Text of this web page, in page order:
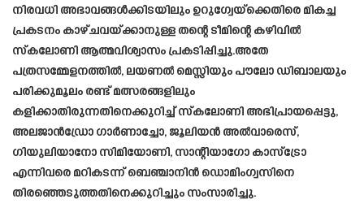
നിരവധി അഭാവങ്ങൾക്കിടയിലും ഉറുഗ്വേയ്‌ക്കെതിരെ മികച്ച
പ്രകടനം കാഴ്ചവയ്ക്കാനുള്ള തന്റെ ടീമിന്റെ കഴിവിൽ
സ്‌കലോണി ആത്മവിശ്വാസം പ്രകടിപ്പിച്ചു.അതേ
പത്രസമ്മേളനത്തിൽ, ലയണൽ മെസ്സിയും പൗലോ ഡിബാലയും
പരിക്കുമൂലം രണ്ട് മത്സരങ്ങളിലും
കളിക്കാതിരുന്നതിനെക്കുറിച്ച് സ്കലോണി അഭിപ്രായപ്പെട്ടു,
അലജാൻഡ്രോ ഗാർണാച്ചോ, ജൂലിയൻ അൽവാരെസ്,
ഗിയുലിയാനോ സിമിയോണി, സാന്റിയാഗോ കാസ്ട്രോ
എന്നിവരെ മറികടന്ന് ബെഞ്ചാനിൻ ഡൊമിംഗ്വസിനെ
തിരഞ്ഞെടുത്തതിനെക്കുറിച്ചും സംസാരിച്ചു.